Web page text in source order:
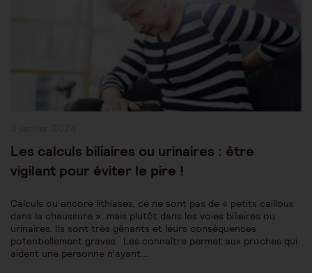
Les calculs biliaires ou urinaires : être
vigilant pour éviter le pire !
Calculs ou encore lithiases, ce ne sont pas de « petits cailloux
dans la chaussure », mais plutôt dans les voies biliaires ou
urinaires. Ils sont très gênants et leurs conséquences
potentiellement graves. Les connaître permet aux proches qui
aident une personne n’ayant…